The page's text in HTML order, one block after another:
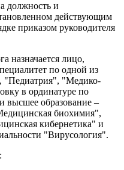
должность и
действующим
приказом руководителя
назначается лицо,
по одной из
"Педиатрия", "Медико-
в ординатуре по
высшее образование –
биохимия",
кибернетика" и
"Вирусология".